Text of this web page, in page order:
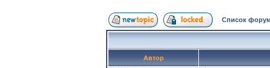
Список
Автор